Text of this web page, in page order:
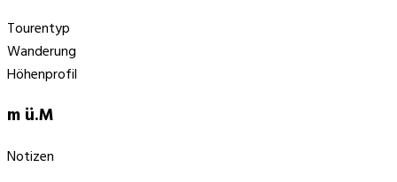
Tourentyp
Wanderung
Höhenprofil
m ü.M
Notizen